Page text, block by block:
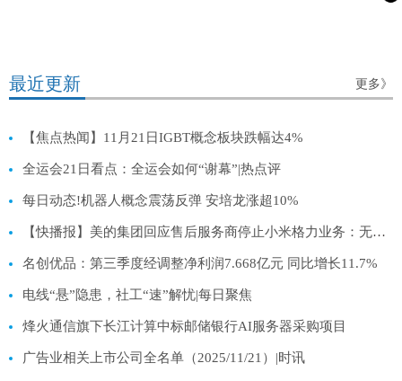
最近更新 更多》
【焦点热闻】11月21日IGBT概念板块跌幅达4%
全运会21日看点：全运会如何“谢幕”|热点评
每日动态!机器人概念震荡反弹 安培龙涨超10%
【快播报】美的集团回应售后服务商停止小米格力业务：无强制排他性合作行为
名创优品：第三季度经调整净利润7.668亿元 同比增长11.7%
电线“悬”隐患，社工“速”解忧|每日聚焦
烽火通信旗下长江计算中标邮储银行AI服务器采购项目
广告业相关上市公司全名单（2025/11/21）|时讯